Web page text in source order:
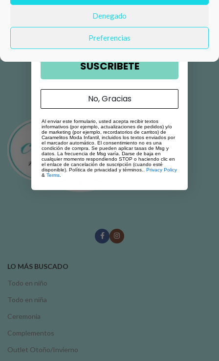
Denegado
Preferencias
LO MÁS BUSCADO
Todo en niño
Todo en niña
Ceremonia
Complementos
Outlet Otoño/Invierno
Email
SUSCRIBETE
No, Gracias
Al enviar este formulario, usted acepta recibir textos
informativos (por ejemplo, actualizaciones de pedidos) y/o
de marketing (por ejemplo, recordatorios de carritos) de
Caramelitos Moda Infantil, incluidos los textos enviados por
el marcador automático. El consentimiento no es una
condición de compra. Se pueden aplicar tasas de Msg y
datos. La frecuencia de Msg varía. Darse de baja en
cualquier momento respondiendo STOP o haciendo clic en
el enlace de cancelación de suscripción (cuando esté
disponible). Política de privacidad y términos.. Privacy Policy
& Terms